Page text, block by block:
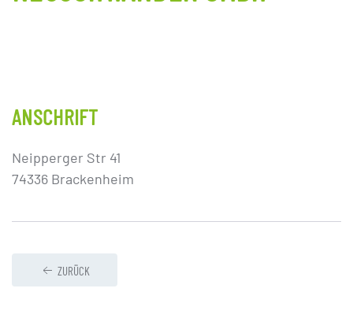
ANSCHRIFT
Neipperger Str 41
74336 Brackenheim
ZURÜCK